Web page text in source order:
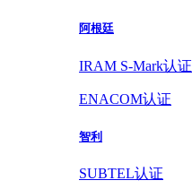
阿根廷
IRAM S-Mark认证
ENACOM认证
智利
SUBTEL认证